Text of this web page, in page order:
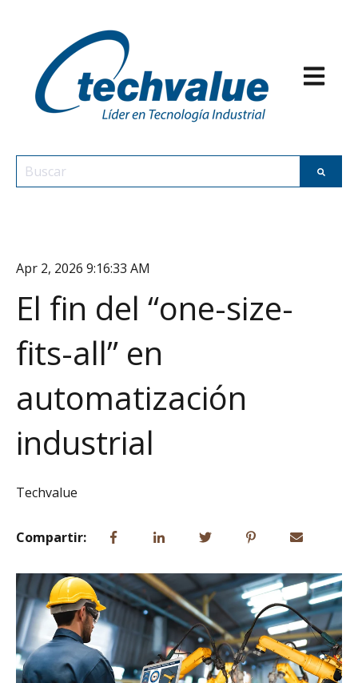
Abrir
Esto es un campo de búsqueda con una función de
Apr 2, 2026 9:16:33 AM
El fin del “one-size-
fits-all” en
automatización
industrial
Techvalue
Compartir: